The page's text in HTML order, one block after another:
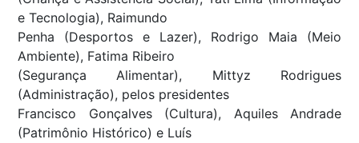
e Tecnologia), Raimundo
Penha (Desportos e Lazer), Rodrigo Maia (Meio
Ambiente), Fatima Ribeiro
(Segurança Alimentar), Mittyz Rodrigues
(Administração), pelos presidentes
Francisco Gonçalves (Cultura), Aquiles Andrade
(Patrimônio Histórico) e Luís